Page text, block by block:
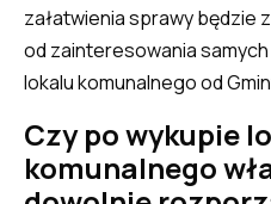
załatwienia sprawy będzie
od zainteresowania
lokalu komunalnego od
Czy po wykupie
komunalnego